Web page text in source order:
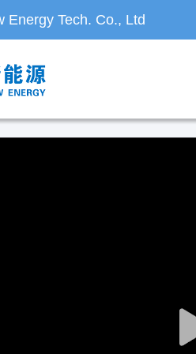
Energy Tech. Co., Ltd